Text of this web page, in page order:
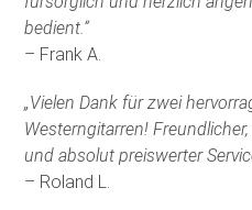
bedient.“
– Frank A.
„Vielen Dank für zwei
Westerngitarren!
und absolut preiswerter
– Roland L.